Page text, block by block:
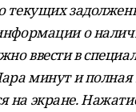
текущих
о
ввести в
минут и
на экране.